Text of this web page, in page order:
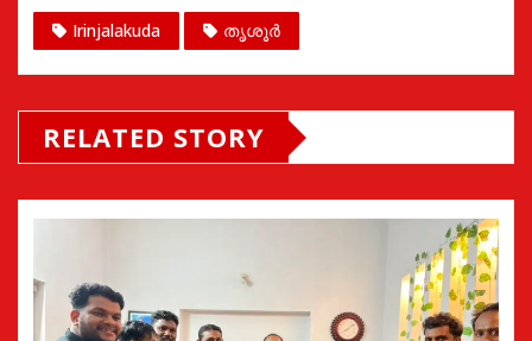
Irinjalakuda തൃശൂർ
RELATED STORY